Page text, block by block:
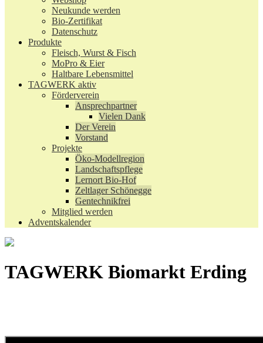
Neukunde werden
Bio-Zertifikat
Datenschutz
Produkte
Fleisch, Wurst & Fisch
MoPro & Eier
Haltbare Lebensmittel
TAGWERK aktiv
Förderverein
Ansprechpartner
Vielen Dank
Der Verein
Vorstand
Projekte
Öko-Modellregion
Landschaftspflege
Lernort Bio-Hof
Zeltlager Schönegge
Gentechnikfrei
Mitglied werden
Adventskalender
TAGWERK Biomarkt Erding